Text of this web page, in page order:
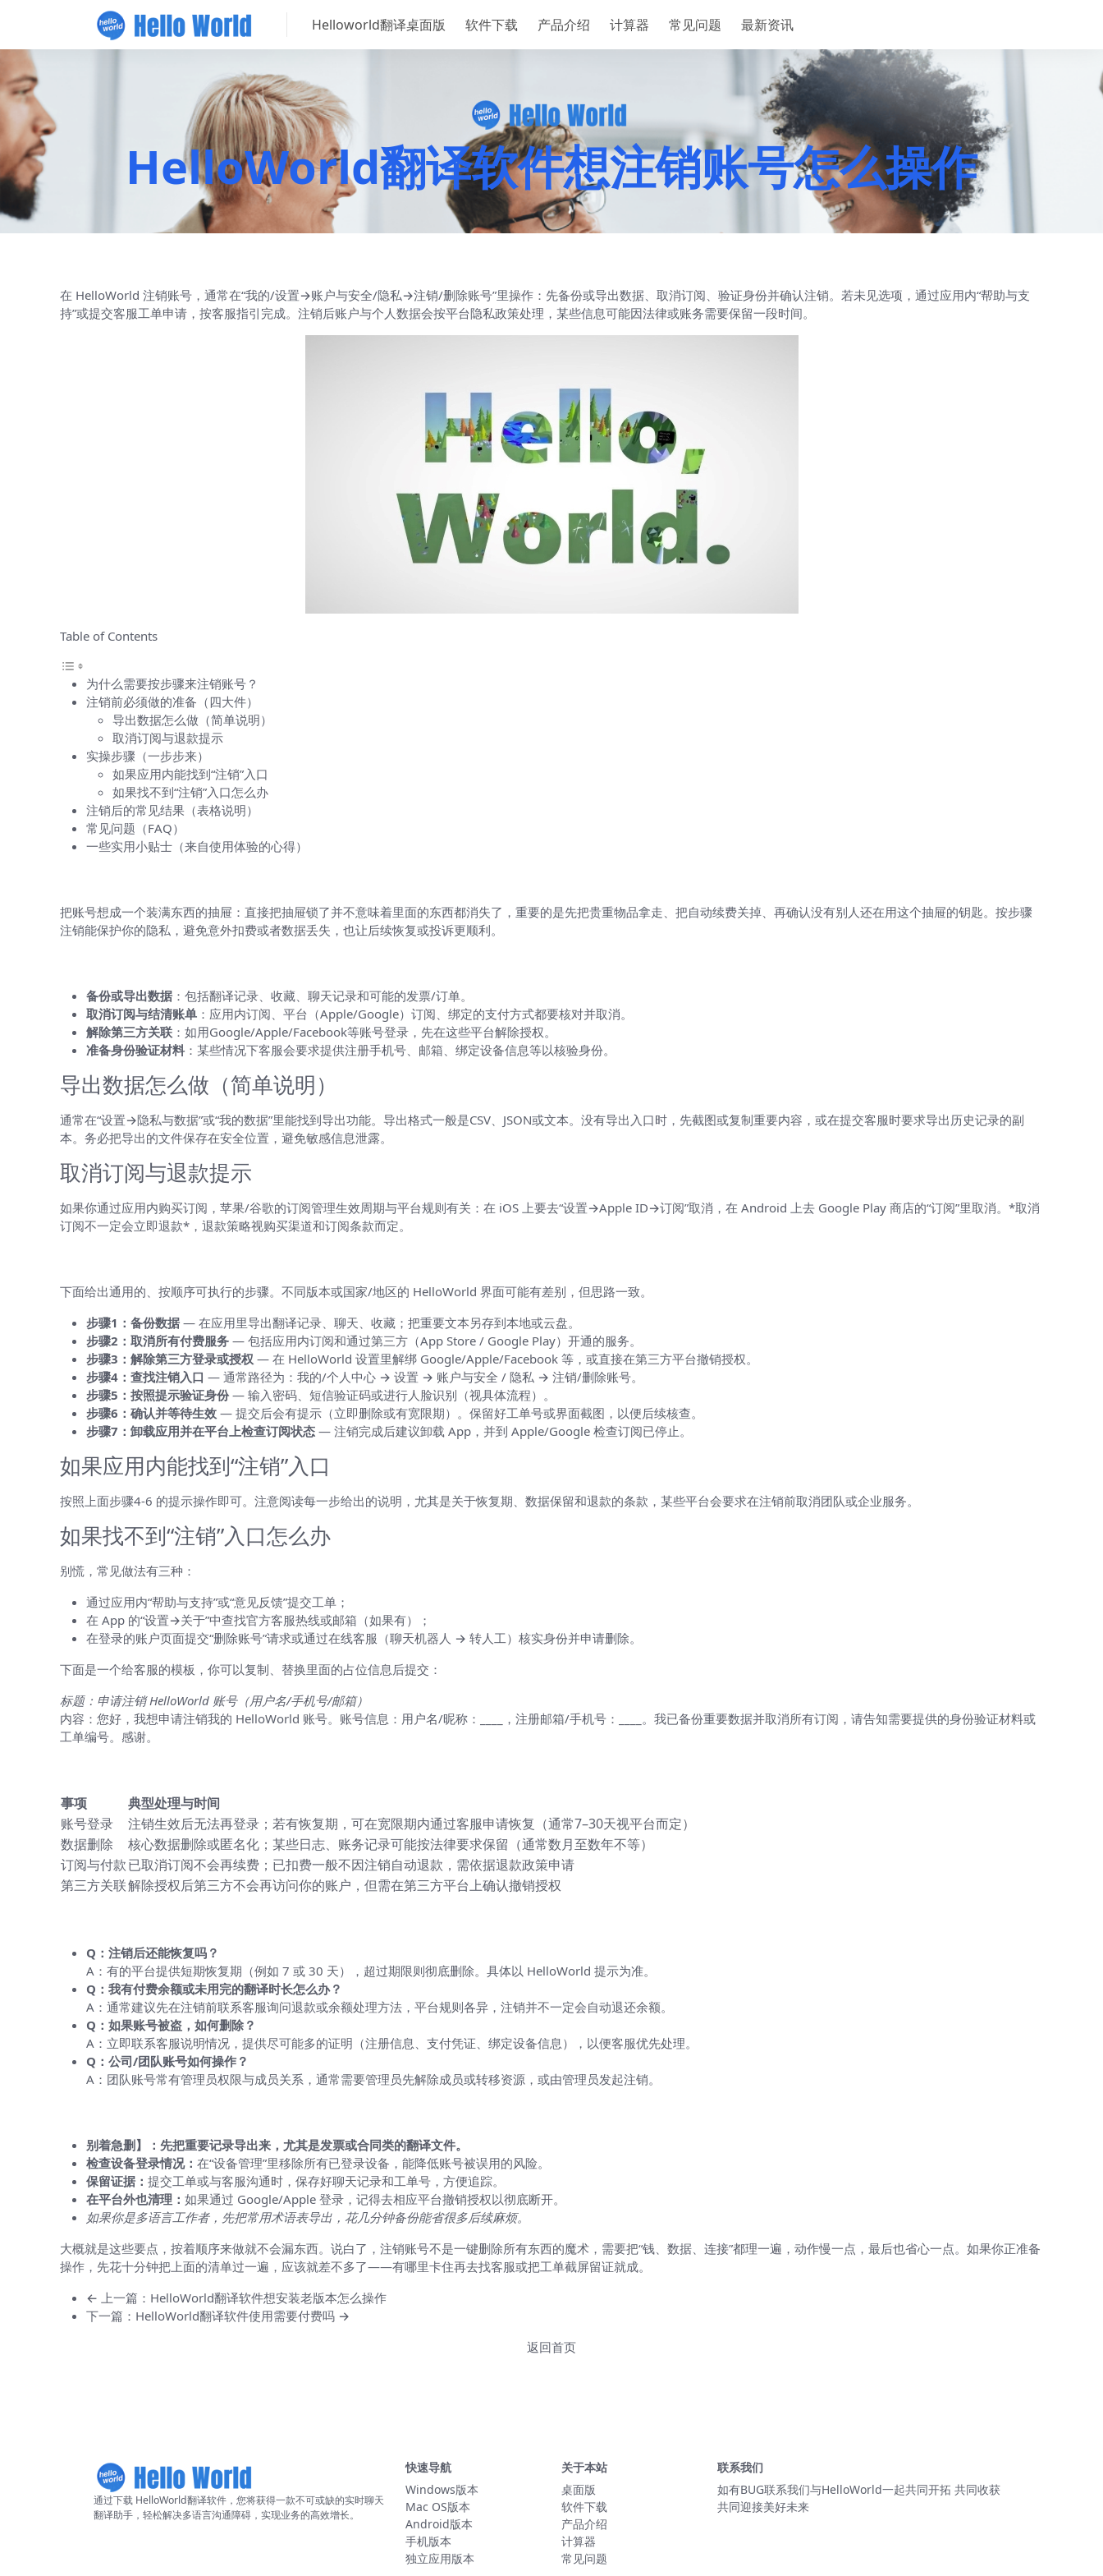
Helloworld翻译桌面版 软件下载 产品介绍 计算器 常见问题 最新资讯
HelloWorld翻译软件想注销账号怎么操作
在 HelloWorld 注销账号，通常在“我的/设置→账户与安全/隐私→注销/删除账号”里操作：先备份或导出数据、取消订阅、验证身份并确认注销。若未见选项，通过应用内“帮助与支
持”或提交客服工单申请，按客服指引完成。注销后账户与个人数据会按平台隐私政策处理，某些信息可能因法律或账务需要保留一段时间。
Table of Contents
为什么需要按步骤来注销账号？
注销前必须做的准备（四大件）
导出数据怎么做（简单说明）
取消订阅与退款提示
实操步骤（一步步来）
如果应用内能找到“注销”入口
如果找不到“注销”入口怎么办
注销后的常见结果（表格说明）
常见问题（FAQ）
一些实用小贴士（来自使用体验的心得）
把账号想成一个装满东西的抽屉：直接把抽屉锁了并不意味着里面的东西都消失了，重要的是先把贵重物品拿走、把自动续费关掉、再确认没有别人还在用这个抽屉的钥匙。按步骤
注销能保护你的隐私，避免意外扣费或者数据丢失，也让后续恢复或投诉更顺利。
备份或导出数据：包括翻译记录、收藏、聊天记录和可能的发票/订单。
取消订阅与结清账单：应用内订阅、平台（Apple/Google）订阅、绑定的支付方式都要核对并取消。
解除第三方关联：如用Google/Apple/Facebook等账号登录，先在这些平台解除授权。
准备身份验证材料：某些情况下客服会要求提供注册手机号、邮箱、绑定设备信息等以核验身份。
导出数据怎么做（简单说明）
通常在“设置→隐私与数据”或“我的数据”里能找到导出功能。导出格式一般是CSV、JSON或文本。没有导出入口时，先截图或复制重要内容，或在提交客服时要求导出历史记录的副
本。务必把导出的文件保存在安全位置，避免敏感信息泄露。
取消订阅与退款提示
如果你通过应用内购买订阅，苹果/谷歌的订阅管理生效周期与平台规则有关：在 iOS 上要去“设置→Apple ID→订阅”取消，在 Android 上去 Google Play 商店的“订阅”里取消。*取消
订阅不一定会立即退款*，退款策略视购买渠道和订阅条款而定。
下面给出通用的、按顺序可执行的步骤。不同版本或国家/地区的 HelloWorld 界面可能有差别，但思路一致。
步骤1：备份数据— 在应用里导出翻译记录、聊天、收藏；把重要文本另存到本地或云盘。
步骤2：取消所有付费服务— 包括应用内订阅和通过第三方（App Store / Google Play）开通的服务。
步骤3：解除第三方登录或授权— 在 HelloWorld 设置里解绑 Google/Apple/Facebook 等，或直接在第三方平台撤销授权。
步骤4：查找注销入口 — 通常路径为：我的/个人中心 → 设置 → 账户与安全 / 隐私 → 注销/删除账号。
步骤5：按照提示验证身份— 输入密码、短信验证码或进行人脸识别（视具体流程）。
步骤6：确认并等待生效— 提交后会有提示（立即删除或有宽限期）。保留好工单号或界面截图，以便后续核查。
步骤7：卸载应用并在平台上检查订阅状态— 注销完成后建议卸载 App，并到 Apple/Google 检查订阅已停止。
如果应用内能找到“注销”入口
按照上面步骤4-6 的提示操作即可。注意阅读每一步给出的说明，尤其是关于恢复期、数据保留和退款的条款，某些平台会要求在注销前取消团队或企业服务。
如果找不到“注销”入口怎么办
别慌，常见做法有三种：
通过应用内“帮助与支持”或“意见反馈”提交工单；
在 App 的“设置→关于”中查找官方客服热线或邮箱（如果有）；
在登录的账户页面提交“删除账号”请求或通过在线客服（聊天机器人 → 转人工）核实身份并申请删除。
下面是一个给客服的模板，你可以复制、替换里面的占位信息后提交：
标题：申请注销 HelloWorld 账号（用户名/手机号/邮箱）
内容：您好，我想申请注销我的 HelloWorld 账号。账号信息：用户名/昵称：____，注册邮箱/手机号：____。我已备份重要数据并取消所有订阅，请告知需要提供的身份验证材料或
工单编号。感谢。
事项
典型处理与时间
账号登录
注销生效后无法再登录；若有恢复期，可在宽限期内通过客服申请恢复（通常7–30天视平台而定）
数据删除
核心数据删除或匿名化；某些日志、账务记录可能按法律要求保留（通常数月至数年不等）
订阅与付款已取消订阅不会再续费；已扣费一般不因注销自动退款，需依据退款政策申请
第三方关联解除授权后第三方不会再访问你的账户，但需在第三方平台上确认撤销授权
Q：注销后还能恢复吗？
A：有的平台提供短期恢复期（例如 7 或 30 天），超过期限则彻底删除。具体以 HelloWorld 提示为准。
Q：我有付费余额或未用完的翻译时长怎么办？
A：通常建议先在注销前联系客服询问退款或余额处理方法，平台规则各异，注销并不一定会自动退还余额。
Q：如果账号被盗，如何删除？
A：立即联系客服说明情况，提供尽可能多的证明（注册信息、支付凭证、绑定设备信息），以便客服优先处理。
Q：公司/团队账号如何操作？
A：团队账号常有管理员权限与成员关系，通常需要管理员先解除成员或转移资源，或由管理员发起注销。
别着急删】：先把重要记录导出来，尤其是发票或合同类的翻译文件。
检查设备登录情况： 在“设备管理”里移除所有已登录设备，能降低账号被误用的风险。
保留证据： 提交工单或与客服沟通时，保存好聊天记录和工单号，方便追踪。
在平台外也清理： 如果通过 Google/Apple 登录，记得去相应平台撤销授权以彻底断开。
如果你是多语言工作者，先把常用术语表导出，花几分钟备份能省很多后续麻烦。
大概就是这些要点，按着顺序来做就不会漏东西。说白了，注销账号不是一键删除所有东西的魔术，需要把“钱、数据、连接”都理一遍，动作慢一点，最后也省心一点。如果你正准备
操作，先花十分钟把上面的清单过一遍，应该就差不多了——有哪里卡住再去找客服或把工单截屏留证就成。
← 上一篇：HelloWorld翻译软件想安装老版本怎么操作
下一篇：HelloWorld翻译软件使用需要付费吗 →
返回首页
通过下载 HelloWorld翻译软件，您将获得一款不可或缺的实时聊天
翻译助手，轻松解决多语言沟通障碍，实现业务的高效增长。
快速导航
Windows版本
Mac OS版本
Android版本
手机版本
独立应用版本
关于本站
桌面版
软件下载
产品介绍
计算器
常见问题
联系我们
如有BUG联系我们与HelloWorld一起共同开拓 共同收获
共同迎接美好未来